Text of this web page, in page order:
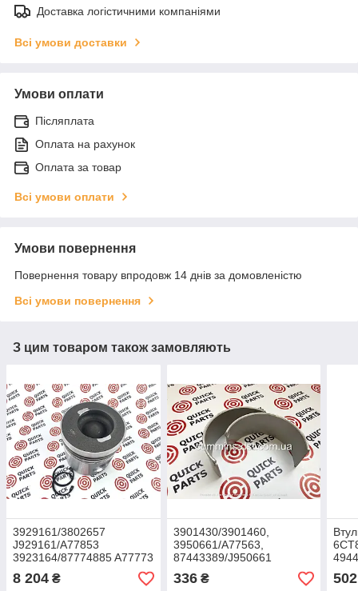
Доставка логістичними компаніями
Всі умови доставки
Умови оплати
Післяплата
Оплата на рахунок
Оплата за товар
Всі умови оплати
Умови повернення
Повернення товару впродовж 14 днів за домовленістю
Всі умови повернення
З цим товаром також замовляють
3929161/3802657
J929161/A77853
3923164/87774885 A77773
Поршень в зборі 6CT
8 204 ₴
3901430/3901460,
3950661/A77563,
87443389/J950661
Вкладиш шатунний
QSC/QSL
336₴ 502